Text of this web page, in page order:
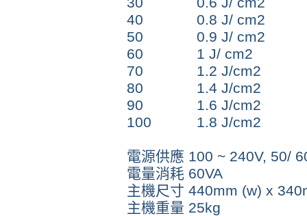
40
0.8 J/ cm2
50
0.9 J/ cm2
60
1 J/ cm2
70
1.2 J/cm2
80
1.4 J/cm2
90
1.6 J/cm2
100
1.8 J/cm2
電源供應 100 ~ 240V, 50/
電量消耗 60VA
主機尺寸 440mm (w) x
主機重量 25kg